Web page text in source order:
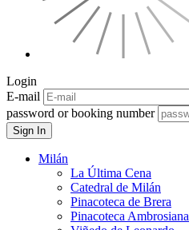
Login
E-mail
password or booking number
Sign In
Milán
La Última Cena
Catedral de Milán
Pinacoteca de Brera
Pinacoteca Ambrosiana